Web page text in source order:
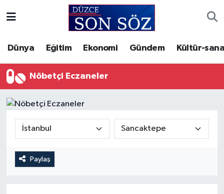
Dünya Eğitim Ekonomi Gündem Kültür-
Nöbetçi Eczaneler
Paylaş
Gizlilik Sözleşmesi
İletişim
Video Galeri
Akçakoca Hava Durumu
Akçakoca Trafik Yoğunluk Haritası
Tüm Manşetler
Son Dakika Haberleri